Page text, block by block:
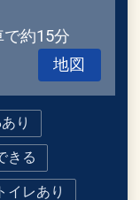
約15分
地図
り
きる
イレあり